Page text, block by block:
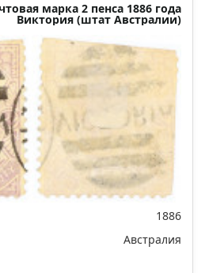
марка 2 пенса 1886 года
Виктория (штат Австралии)
1886
Австралия